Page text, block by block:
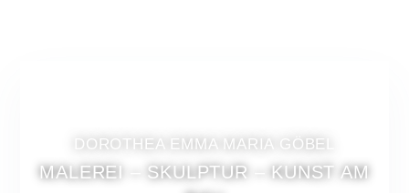
DOROTHEA EMMA MARIA GÖBEL
MALEREI – SKULPTUR – KUNST AM